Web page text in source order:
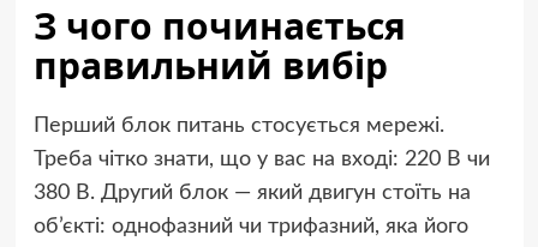
З чого починається
правильний вибір
Перший блок питань стосується мережі.
Треба чітко знати, що у вас на вході: 220 В чи
380 В. Другий блок — який двигун стоїть на
об’єкті: однофазний чи трифазний, яка його